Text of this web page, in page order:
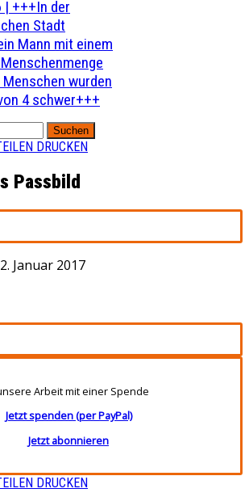
| +++In der
Stadt
Mann mit einem
wurden
4 schwer+++
DRUCKEN
Passbild
Januar 2017
Arbeit mit einer Spende
Jetzt spenden (per PayPal)
Jetzt abonnieren
DRUCKEN